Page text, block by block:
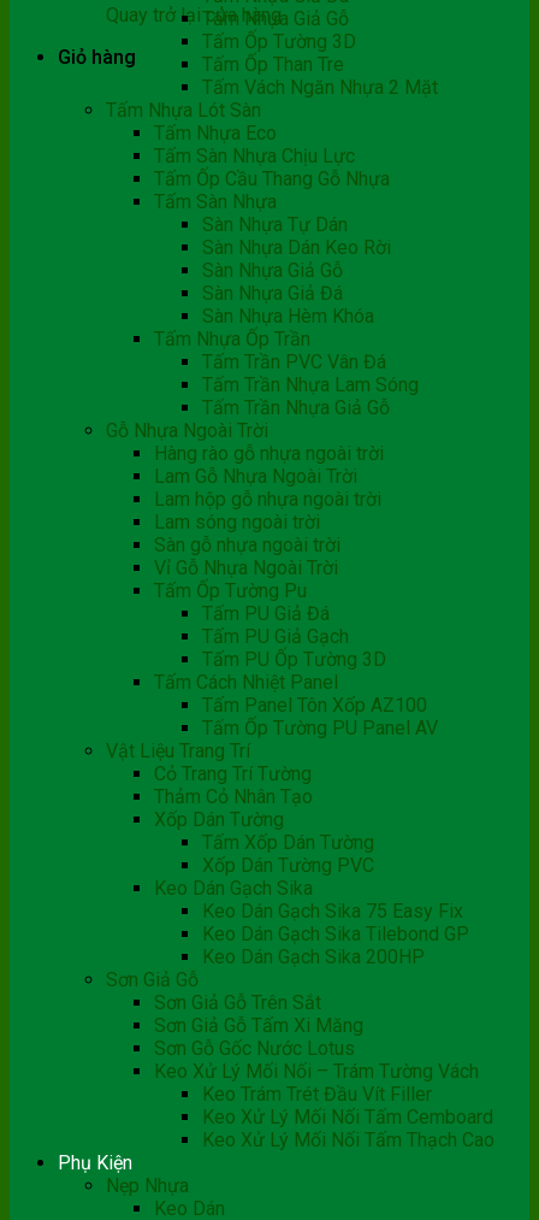
Quay trở lại cửa hàng
Giỏ hàng
Tấm Nhựa Giả Gỗ
Tấm Ốp Tường 3D
Tấm Ốp Than Tre
Tấm Vách Ngăn Nhựa 2 Mặt
Tấm Nhựa Lót Sàn
Tấm Nhựa Eco
Tấm Sàn Nhựa Chịu Lực
Tấm Ốp Cầu Thang Gỗ Nhựa
Tấm Sàn Nhựa
Sàn Nhựa Tự Dán
Sàn Nhựa Dán Keo Rời
Sàn Nhựa Giả Gỗ
Sàn Nhựa Giả Đá
Sàn Nhựa Hèm Khóa
Tấm Nhựa Ốp Trần
Tấm Trần PVC Vân Đá
Tấm Trần Nhựa Lam Sóng
Tấm Trần Nhựa Giả Gỗ
Gỗ Nhựa Ngoài Trời
Hàng rào gỗ nhựa ngoài trời
Lam Gỗ Nhựa Ngoài Trời
Lam hộp gỗ nhựa ngoài trời
Lam sóng ngoài trời
Sàn gỗ nhựa ngoài trời
Vỉ Gỗ Nhựa Ngoài Trời
Tấm Ốp Tường Pu
Tấm PU Giả Đá
Tấm PU Giả Gạch
Tấm PU Ốp Tường 3D
Tấm Cách Nhiệt Panel
Tấm Panel Tôn Xốp AZ100
Tấm Ốp Tường PU Panel AV
Vật Liệu Trang Trí
Cỏ Trang Trí Tường
Thảm Cỏ Nhân Tạo
Xốp Dán Tường
Tấm Xốp Dán Tường
Xốp Dán Tường PVC
Keo Dán Gạch Sika
Keo Dán Gạch Sika 75 Easy Fix
Keo Dán Gạch Sika Tilebond GP
Keo Dán Gạch Sika 200HP
Sơn Giả Gỗ
Sơn Giả Gỗ Trên Sắt
Sơn Giả Gỗ Tấm Xi Măng
Sơn Gỗ Gốc Nước Lotus
Keo Xử Lý Mối Nối – Trám Tường Vách
Keo Trám Trét Đầu Vít Filler
Keo Xử Lý Mối Nối Tấm Cemboard
Keo Xử Lý Mối Nối Tấm Thạch Cao
Phụ Kiện
Nẹp Nhựa
Keo Dán